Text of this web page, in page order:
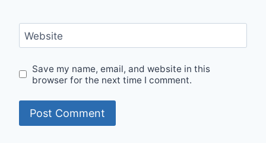
Website
Save my name, email, and website in this
browser for the next time I comment.